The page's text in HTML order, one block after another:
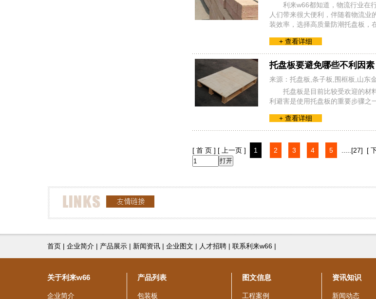
利来w66都知道，物流行业在
人们带来很大便利，伴随着物流
装效率，选择高质量防潮托盘板，
+ 查看详细
托盘板要避免哪些不利因素
来源：托盘板,条子板,围框板,山东
托盘板是目前比较受欢迎的材
利避害是使用托盘板的重要步骤之
+ 查看详细
[ 首 页 ] [ 上一页 ] 1 2 3 4 5 [27] [
首页 | 企业简介 | 产品展示 | 新闻资讯 | 企业图文 | 人才招聘 | 联系利来w66 |
关于利来w66
企业简介
产品列表
包装板
图文信息
工程案例
资讯知识
新闻动态